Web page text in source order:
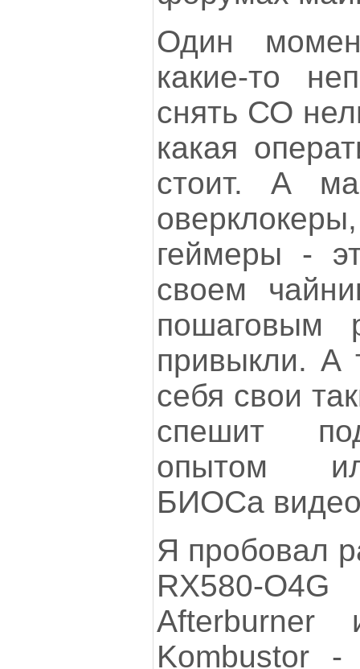
Один
какие-то
снять СО
какая
стоит. А
геймеры -
своем
пошаговым
привыкли. А
себя свои
спешит
опытом
БИОСа
Я пробовал
RX580-
Afterburner
Kombustor